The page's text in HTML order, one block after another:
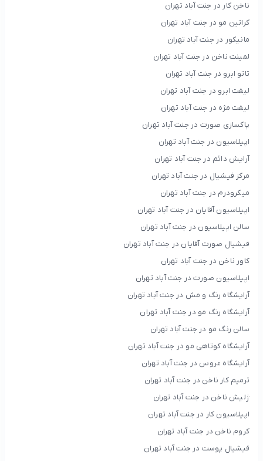
ناخن کار در جنت آباد تهران
کراتین مو در جنت آباد تهران
مانیکور در جنت آباد تهران
لمینت ناخن در جنت آباد تهران
تاتو ابرو در جنت آباد تهران
لیفت ابرو در جنت آباد تهران
لیفت مژه در جنت آباد تهران
پاکسازی صورت در جنت آباد تهران
اپیلاسیون در جنت آباد تهران
آرایش دائم در جنت آباد تهران
مرکز فیشیال در جنت آباد تهران
میکرودرم در جنت آباد تهران
اپیلاسیون آقایان در جنت آباد تهران
سالن اپیلاسیون در جنت آباد تهران
فیشیال صورت آقایان در جنت آباد تهران
کاور ناخن در جنت آباد تهران
اپیلاسیون صورت در جنت آباد تهران
آرایشگاه رنگ و مش در جنت آباد تهران
آرایشگاه رنگ مو در جنت آباد تهران
سالن رنگ مو در جنت آباد تهران
آرایشگاه کوتاهی مو در جنت آباد تهران
آرایشگاه عروس در جنت آباد تهران
ترمیم کار ناخن در جنت آباد تهران
ژلیش ناخن در جنت آباد تهران
اپیلاسیون کار در جنت آباد تهران
کروم ناخن در جنت آباد تهران
فیشیال پوست در جنت آباد تهران